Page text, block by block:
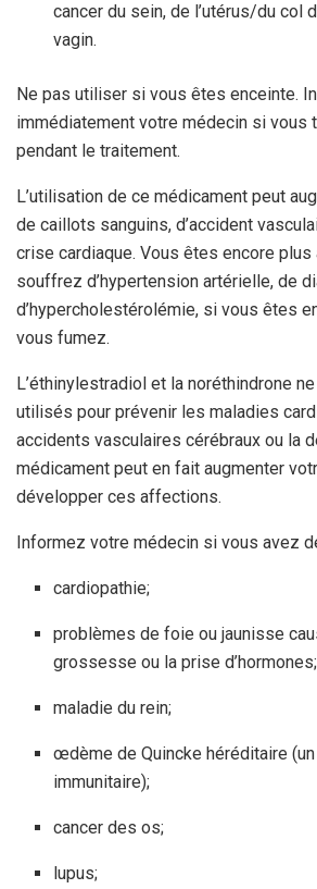
cancer du sein, de l’utérus/du col
vagin.
Ne pas utiliser si vous êtes enceinte.
immédiatement votre médecin si vous
pendant le traitement.
L’utilisation de ce médicament peut
de caillots sanguins, d’accident
crise cardiaque. Vous êtes encore
souffrez d’hypertension artérielle, de
d’hypercholestérolémie, si vous êtes
vous fumez.
L’éthinylestradiol et la noréthindrone
utilisés pour prévenir les maladies
accidents vasculaires cérébraux ou la
médicament peut en fait augmenter
développer ces affections.
Informez votre médecin si vous avez
cardiopathie;
problèmes de foie ou jaunisse
grossesse ou la prise d’hormones;
maladie du rein;
œdème de Quincke héréditaire
immunitaire);
cancer des os;
lupus;